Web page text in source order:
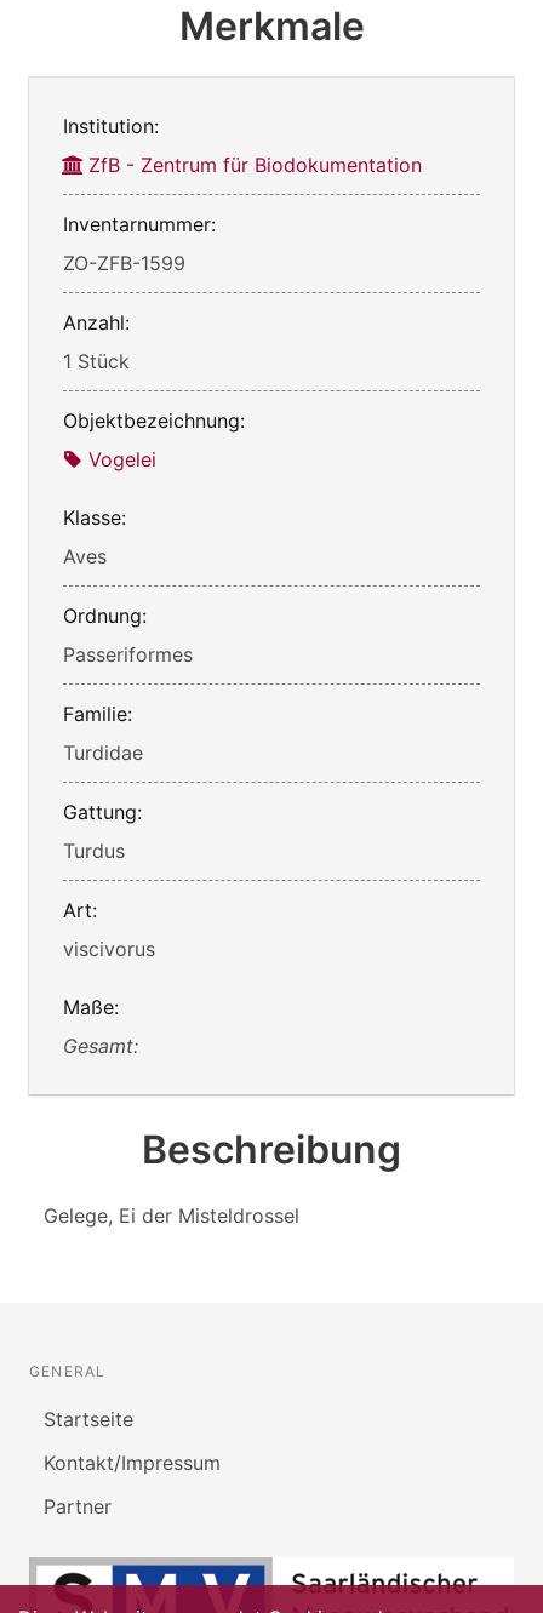
Merkmale
Institution:
ZfB - Zentrum für Biodokumentation
Inventarnummer:
ZO-ZFB-1599
Anzahl:
1 Stück
Objektbezeichnung:
Vogelei
Klasse:
Aves
Ordnung:
Passeriformes
Familie:
Turdidae
Gattung:
Turdus
Art:
viscivorus
Maße:
Gesamt:
Beschreibung
Gelege, Ei der Misteldrossel
GENERAL
Startseite
Kontakt/Impressum
Partner